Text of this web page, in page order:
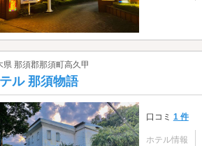
県 那須郡那須町高久甲
ル 那須物語
口コミ 1 件
ホテル情報